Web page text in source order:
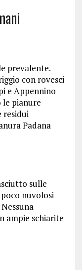
prevalente.
con rovesci
e Appennino
le pianure
residui
Padana
sulle
nuvolosi
ampie schiarite